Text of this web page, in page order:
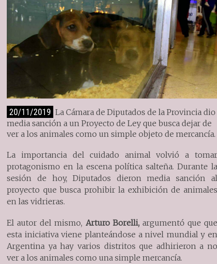
20/11/2019 La Cámara de Diputados de la Provincia dio
media sanción a un Proyecto de Ley que busca dejar de
ver a los animales como un simple objeto de mercancía.
La importancia del cuidado animal volvió a tomar
protagonismo en la escena política salteña. Durante la
sesión de hoy, Diputados dieron media sanción al
proyecto que busca prohibir la exhibición de animales
en las vidrieras.
El autor del mismo, Arturo Borelli,argumentó que que
esta iniciativa viene planteándose a nivel mundial y en
Argentina ya hay varios distritos que adhirieron a no
ver a los animales como una simple mercancía.